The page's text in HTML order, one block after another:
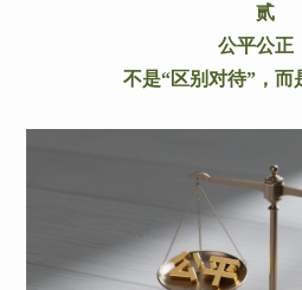
贰
公平公正
不是“区别对待”，而